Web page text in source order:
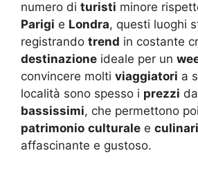
numero di turisti minore
Parigi e Londra, questi luoghi
registrando trend in costante
destinazione ideale per un
convincere molti viaggiatori a
località sono spesso i prezzi
bassissimi, che permettono
patrimonio culturale e
affascinante e gustoso.